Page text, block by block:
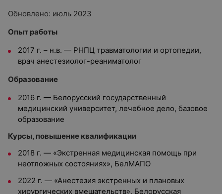
Обновлено: июль 2023
Опыт работы
2017 г. – н.в. — РНПЦ травматологии и ортопедии,
врач анестезиолог-реаниматолог
Образование
2016 г. — Белорусский государственный
медицинский университет, лечебное дело, базовое
образование
Курсы, повышение квалификации
2018 г. — «Экстренная медицинская помощь при
неотложных состояниях», БелМАПО
2022 г. — «Анестезия экстренных и плановых
хирургических вмешательств», Белорусская